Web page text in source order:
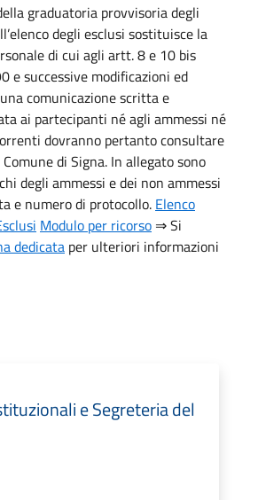
graduatoria provvisoria degli
degli esclusi sostituisce la
di cui agli artt. 8 e 10 bis
e successive modificazioni ed
comunicazione scritta e
ai partecipanti né agli ammessi né
dovranno pertanto consultare
di Signa. In allegato sono
degli ammessi e dei non ammessi
e numero di protocollo. Elenco
Modulo per ricorso ⇒ Si
dedicata per ulteriori informazioni
e Segreteria del